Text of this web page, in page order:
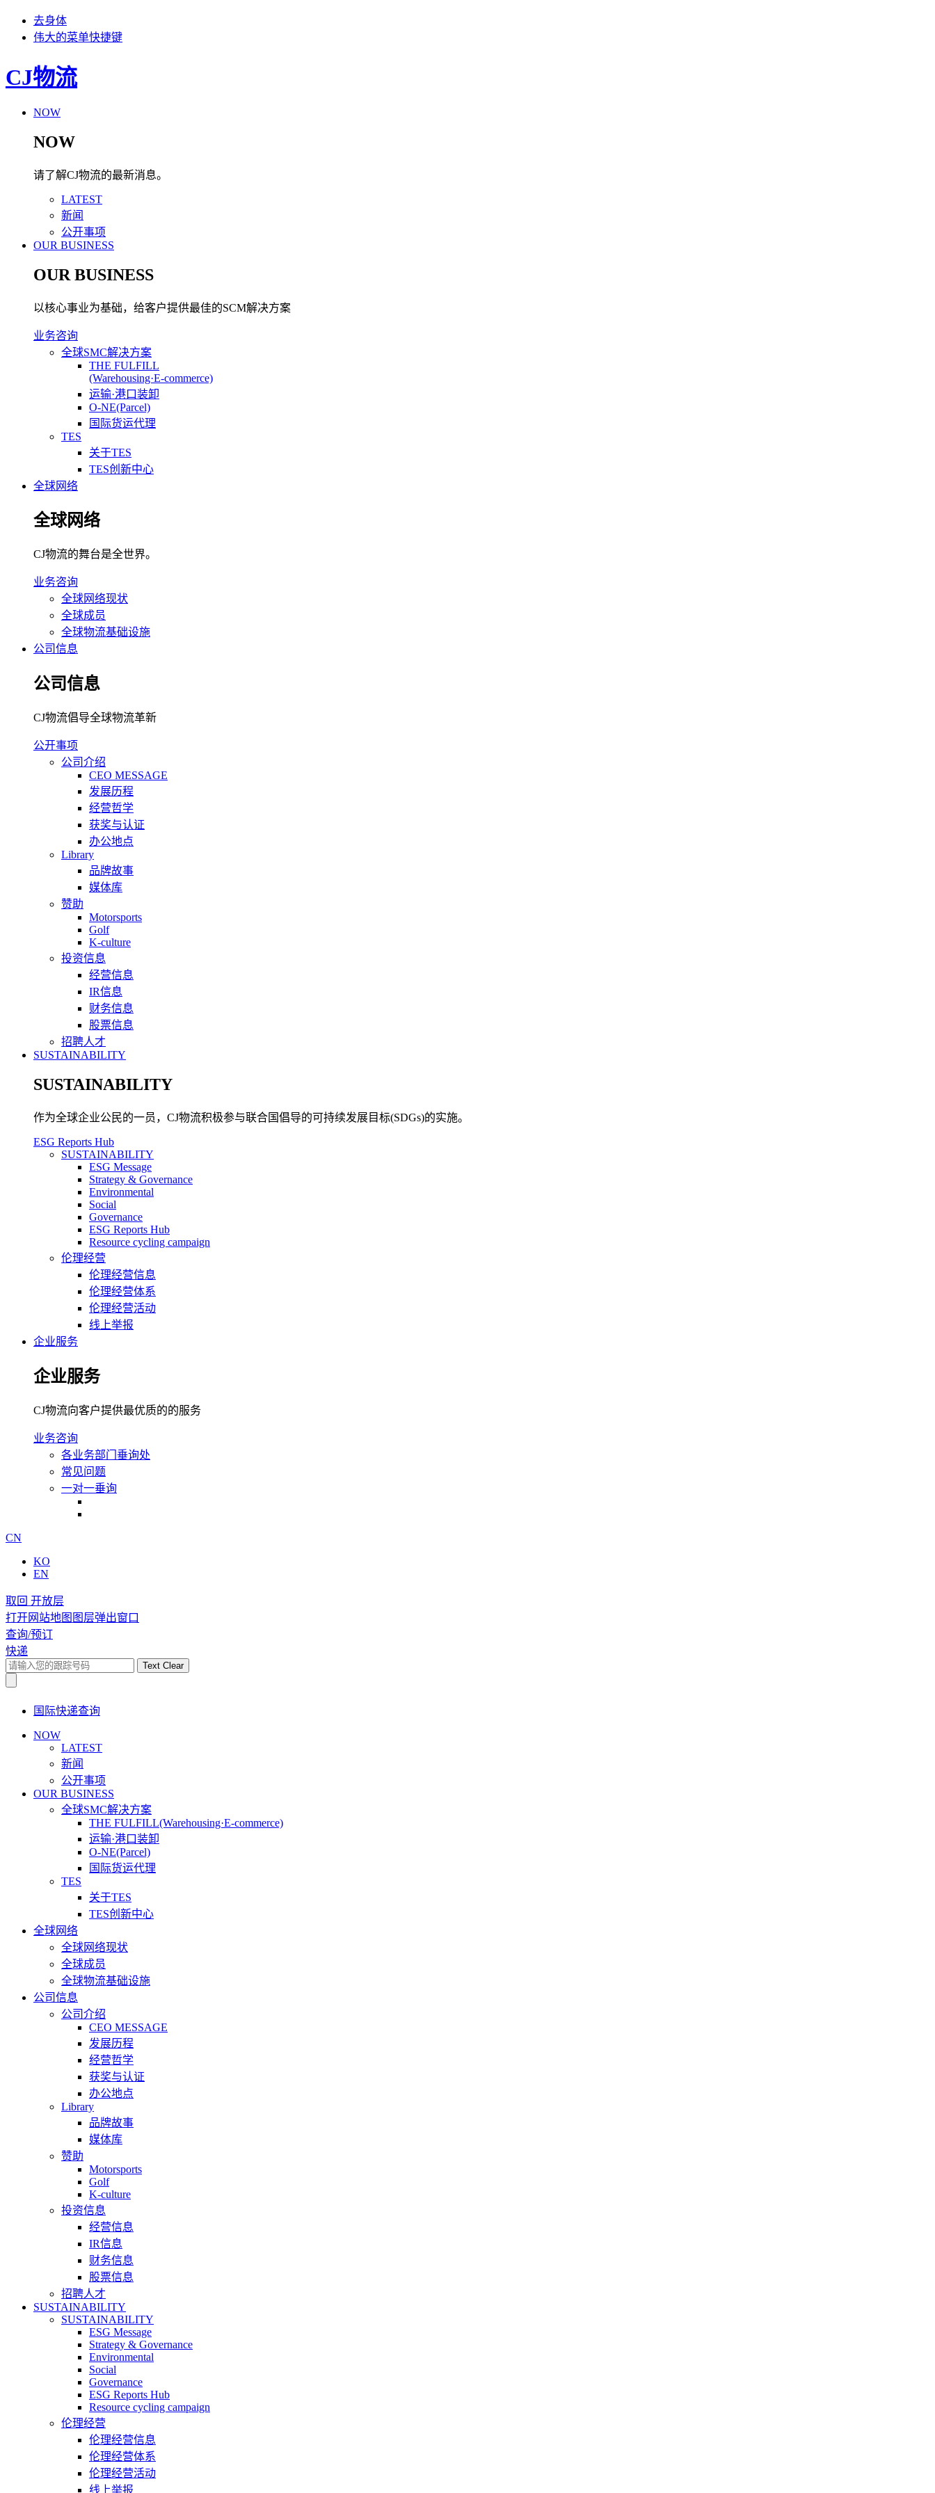
去身体
伟大的菜单快捷键
CJ物流
NOW
NOW
请了解CJ物流的最新消息。
LATEST
新闻
公开事项
OUR BUSINESS
OUR BUSINESS
以核心事业为基础，给客户提供最佳的SCM解决方案
业务咨询
全球SMC解决方案
THE FULFILL
(Warehousing·E-commerce)
运输·港口装卸
O-NE(Parcel)
国际货运代理
TES
关于TES
TES创新中心
全球网络
全球网络
CJ物流的舞台是全世界。
业务咨询
全球网络现状
全球成员
全球物流基础设施
公司信息
公司信息
CJ物流倡导全球物流革新
公开事项
公司介绍
CEO MESSAGE
发展历程
经营哲学
获奖与认证
办公地点
Library
品牌故事
媒体库
赞助
Motorsports
Golf
K-culture
投资信息
经营信息
IR信息
财务信息
股票信息
招聘人才
SUSTAINABILITY
SUSTAINABILITY
作为全球企业公民的一员，CJ物流积极参与联合国倡导的可持续发展目标(SDGs)的实施。
ESG Reports Hub
SUSTAINABILITY
ESG Message
Strategy & Governance
Environmental
Social
Governance
ESG Reports Hub
Resource cycling campaign
伦理经营
伦理经营信息
伦理经营体系
伦理经营活动
线上举报
企业服务
企业服务
CJ物流向客户提供最优质的的服务
业务咨询
各业务部门垂询处
常见问题
一对一垂询
CN
KO
EN
取回 开放层
打开网站地图图层弹出窗口
查询/预订
快递
Text Clear
国际快递查询
NOW
LATEST
新闻
公开事项
OUR BUSINESS
全球SMC解决方案
THE FULFILL(Warehousing·E-commerce)
运输·港口装卸
O-NE(Parcel)
国际货运代理
TES
关于TES
TES创新中心
全球网络
全球网络现状
全球成员
全球物流基础设施
公司信息
公司介绍
CEO MESSAGE
发展历程
经营哲学
获奖与认证
办公地点
Library
品牌故事
媒体库
赞助
Motorsports
Golf
K-culture
投资信息
经营信息
IR信息
财务信息
股票信息
招聘人才
SUSTAINABILITY
SUSTAINABILITY
ESG Message
Strategy & Governance
Environmental
Social
Governance
ESG Reports Hub
Resource cycling campaign
伦理经营
伦理经营信息
伦理经营体系
伦理经营活动
线上举报